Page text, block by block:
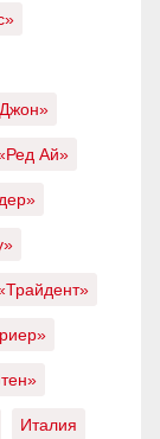
Ай»
Италия